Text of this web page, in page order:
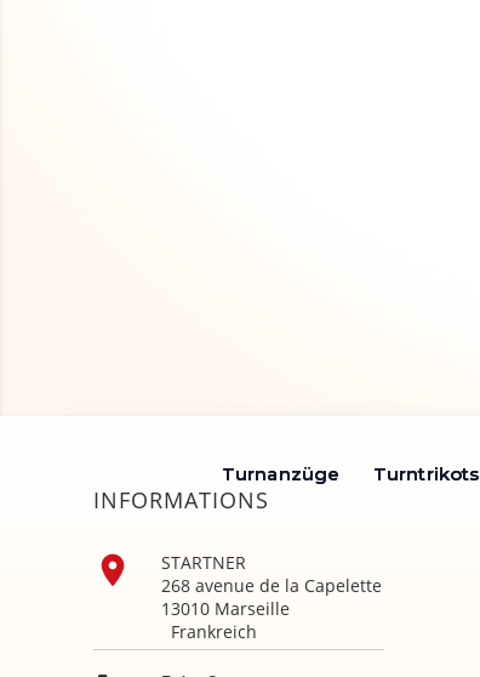
Turnanzüge Turntrikots
Turnanzüge Turntrikots
INFORMATIONS

STARTNER
268 avenue de la Capelette
13010 Marseille
Frankreich